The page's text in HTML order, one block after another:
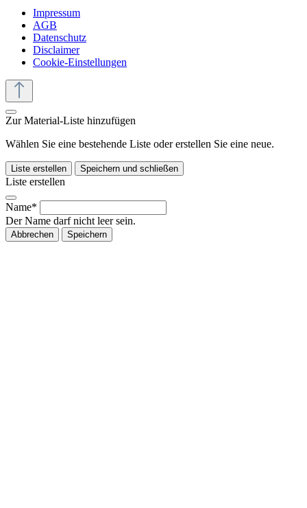
Impressum
AGB
Datenschutz
Disclaimer
Cookie-Einstellungen
Zur Material-Liste hinzufügen
Wählen Sie eine bestehende Liste oder erstellen Sie eine neue.
Liste erstellen Speichern und schließen
Liste erstellen
Name*
Der Name darf nicht leer sein.
Abbrechen Speichern